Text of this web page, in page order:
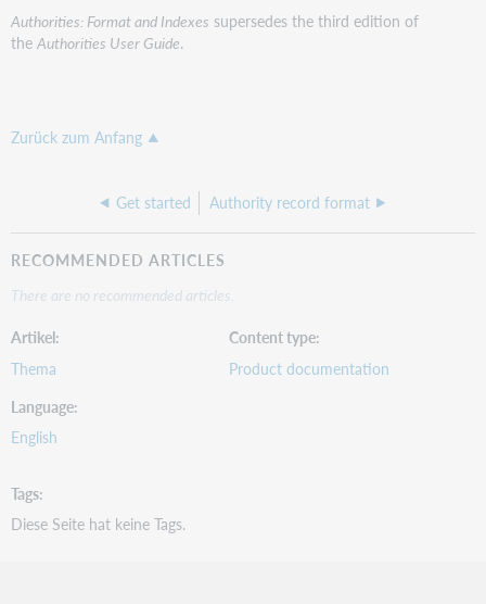
Authorities: Format and Indexes supersedes the third edition of
theAuthorities User Guide.
Zurück zum Anfang
Get started Authority record format
RECOMMENDED ARTICLES
There are no recommended articles.
Artikel
Thema
Content type
Product documentation
Language
English
Tags
Diese Seite hat keine Tags.